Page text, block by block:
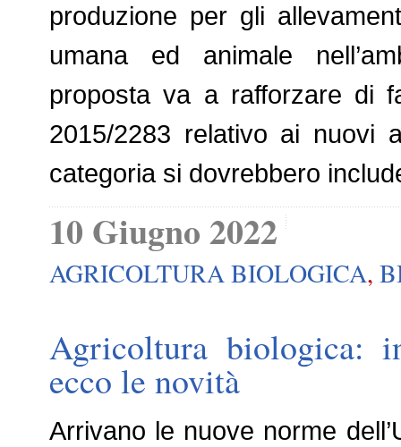
produzione per gli
umana ed animale
proposta va a rafforzare di
2015/2283 relativo ai nuovi
categoria si dovrebbero
10 Giugno 2022
AGRICOLTURA BIOLOGICA,
Agricoltura biologica:
ecco le novità
Arrivano le nuove norme